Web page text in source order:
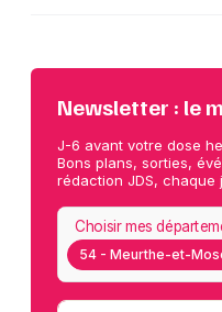
Newsletter : le
J-6 avant votre dose
Bons plans, sorties,
rédaction JDS, chaque
54 - Meurthe-et-
Choisir mes